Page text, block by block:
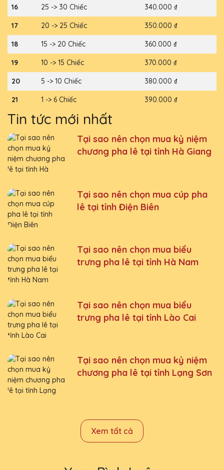
16 25 -> 30 Chiếc 340.000 ₫
17 20 -> 25 Chiếc 350.000 ₫
18 15 -> 20 Chiếc 360.000 ₫
19 10 -> 15 Chiếc 370.000 ₫
20 5 -> 10 Chiếc 380.000 ₫
21 1 -> 6 Chiếc 390.000 ₫
Tin tức mới nhất
Tại sao nên chọn mua kỷ niệm
chương pha lê tại tỉnh Hà Giang
Tại sao nên chọn mua cúp pha
lê tại tỉnh Điện Biên
Tại sao nên chọn mua biểu
trưng pha lê tại tỉnh Hà Nam
Tại sao nên chọn mua biểu
trưng pha lê tại tỉnh Lào Cai
Tại sao nên chọn mua kỷ niệm
chương pha lê tại tỉnh Lạng Sơn
Xem tất cả